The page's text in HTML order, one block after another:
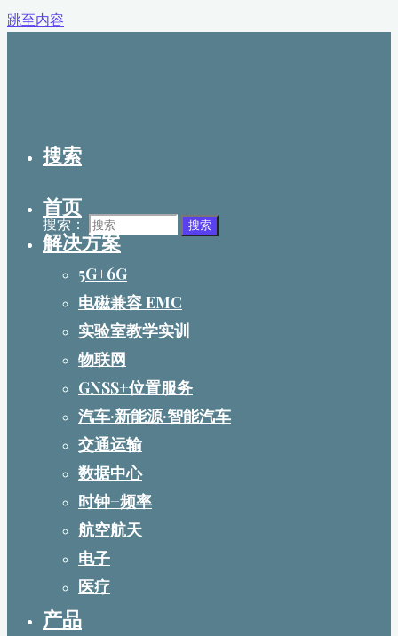
跳至内容
搜索
搜索： 搜索
首页
解决方案
5G+6G
电磁兼容 EMC
实验室教学实训
物联网
GNSS+位置服务
汽车·新能源·智能汽车
交通运输
数据中心
时钟+频率
航空航天
电子
医疗
产品